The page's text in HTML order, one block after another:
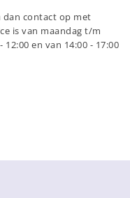
dan contact op met
is van maandag t/m
en van 14:00 - 17:00